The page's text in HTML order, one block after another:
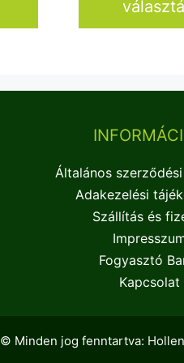
Általános
Adakezelési
Szállítás és
Fogyasztó
Kapcsolat
© Minden jog fenntartva: